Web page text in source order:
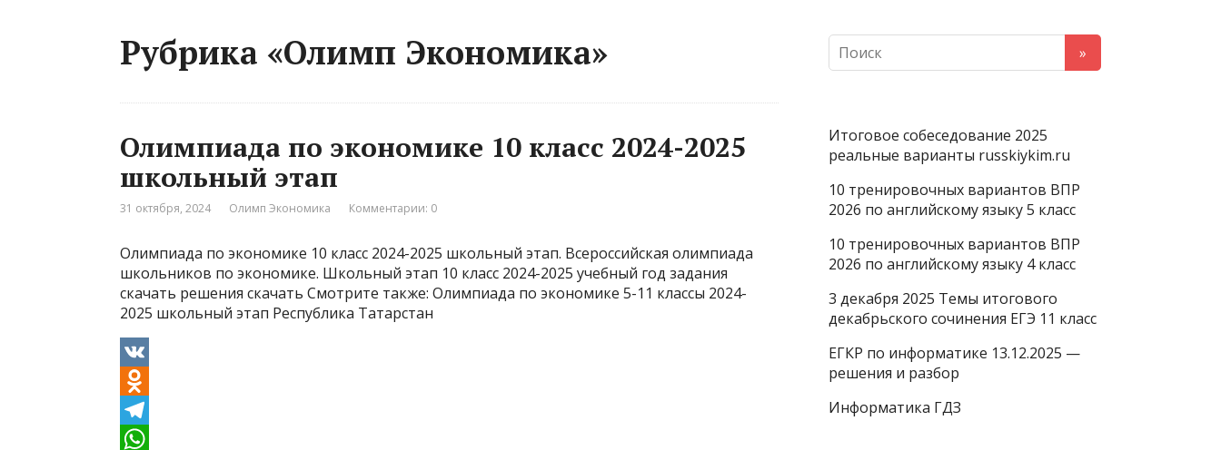
Рубрика «Олимп Экономика»
Олимпиада по экономике 10 класс 2024-2025
школьный этап
31 октября, 2024 Олимп Экономика Комментарии: 0
Олимпиада по экономике 10 класс 2024-2025 школьный этап. Всероссийская олимпиада
школьников по экономике. Школьный этап 10 класс 2024-2025 учебный год задания
скачать решения скачать Смотрите также: Олимпиада по экономике 5-11 классы 2024-
2025 школьный этап Республика Татарстан
V
K
O
dT
Итоговое собеседование 2025
реальные варианты russkiykim.ru
10 тренировочных вариантов ВПР
2026 по английскому языку 5 класс
10 тренировочных вариантов ВПР
2026 по английскому языку 4 класс
3 декабря 2025 Темы итогового
декабрьского сочинения ЕГЭ 11 класс
ЕГКР по информатике 13.12.2025 —
решения и разбор
Информатика ГДЗ